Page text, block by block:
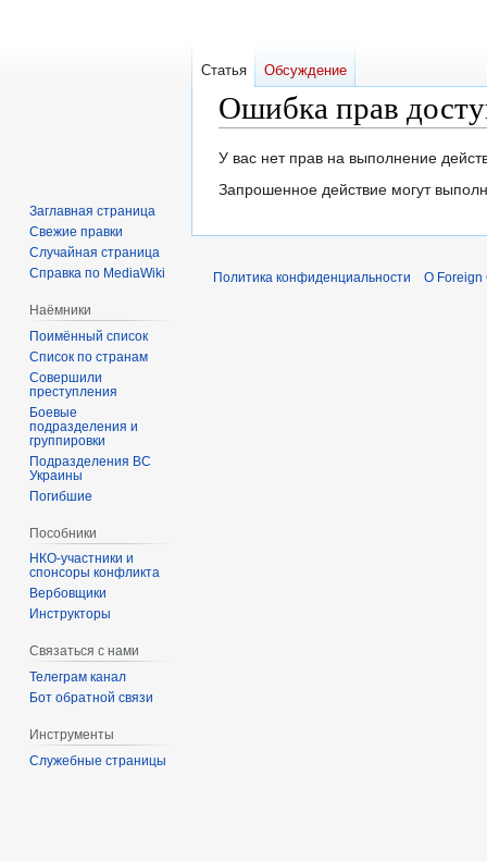
Ошибка прав
Перейти
к
Перейти
к
У вас нет прав на выполнение
Запрошенное действие могут
Статья Обсуждение
Заглавная страница
Свежие правки
Случайная страница
Справка по MediaWiki
Наёмники
Поимённый список
Список по странам
Совершили
преступления
Боевые
подразделения и
группировки
Подразделения ВС
Украины
Погибшие
Пособники
спонсоры конфликта
‏‎Вербовщики
Инструкторы
Связаться с нами
Телеграм канал
Бот обратной связи
Инструменты
Служебные страницы
Политика конфиденциальности О Foreign